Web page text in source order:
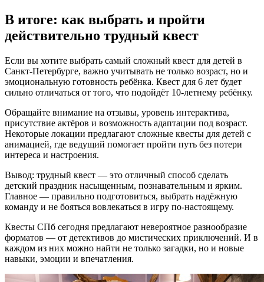
В итоге: как выбрать и пройти
действительно трудный квест
Если вы хотите выбрать самый сложный квест для детей в
Санкт-Петербурге, важно учитывать не только возраст, но и
эмоциональную готовность ребёнка. Квест для 6 лет будет
сильно отличаться от того, что подойдёт 10-летнему ребёнку.
Обращайте внимание на отзывы, уровень интерактива,
присутствие актёров и возможность адаптации под возраст.
Некоторые локации предлагают сложные квесты для детей с
анимацией, где ведущий помогает пройти путь без потери
интереса и настроения.
Вывод: трудный квест — это отличный способ сделать
детский праздник насыщенным, познавательным и ярким.
Главное — правильно подготовиться, выбрать надёжную
команду и не бояться вовлекаться в игру по-настоящему.
Квесты СПб сегодня предлагают невероятное разнообразие
форматов — от детективов до мистических приключений. И в
каждом из них можно найти не только загадки, но и новые
навыки, эмоции и впечатления.